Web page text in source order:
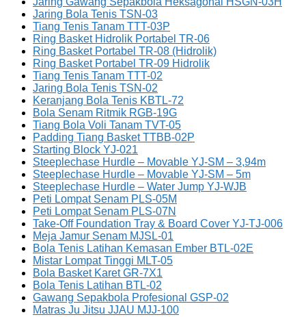
Jaring Bola Tenis TSN-03
Tiang Tenis Tanam TTT-03P
Ring Basket Hidrolik Portabel TR-06
Ring Basket Portabel TR-08 (Hidrolik)
Ring Basket Portabel TR-09 Hidrolik
Tiang Tenis Tanam TTT-02
Jaring Bola Tenis TSN-02
Keranjang Bola Tenis KBTL-72
Bola Senam Ritmik RGB-19G
Tiang Bola Voli Tanam TVT-05
Padding Tiang Basket TTBB-02P
Starting Block YJ-021
Steeplechase Hurdle – Movable YJ-SM – 3,94m
Steeplechase Hurdle – Movable YJ-SM – 5m
Steeplechase Hurdle – Water Jump YJ-WJB
Peti Lompat Senam PLS-05M
Peti Lompat Senam PLS-07N
Take-Off Foundation Tray & Board Cover YJ-TJ-006
Meja Jamur Senam MJSL-01
Bola Tenis Latihan Kemasan Ember BTL-02E
Mistar Lompat Tinggi MLT-05
Bola Basket Karet GR-7X1
Bola Tenis Latihan BTL-02
Gawang Sepakbola Profesional GSP-02
Matras Ju Jitsu JJAU MJJ-100